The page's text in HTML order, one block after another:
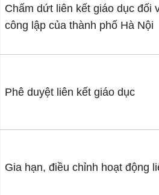
Chấm dứt liên kết giáo dục đối
công lập của thành phố Hà Nội
Phê duyệt liên kết giáo dục
Gia hạn, điều chỉnh hoạt động